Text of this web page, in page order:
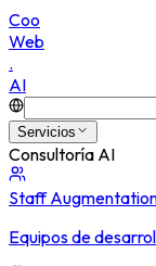
Coo
Web
.
AI
Servicios
Consultoría AI
Staff
Equipos de